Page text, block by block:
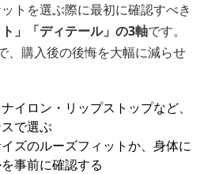
トを選ぶ際に最初に確認すべき
ト」「ディテール」の3軸です。
、購入後の後悔を大幅に減らせ
イロン・リップストップなど、
で選ぶ
イズのルーズフィットか、身体に
事前に確認する